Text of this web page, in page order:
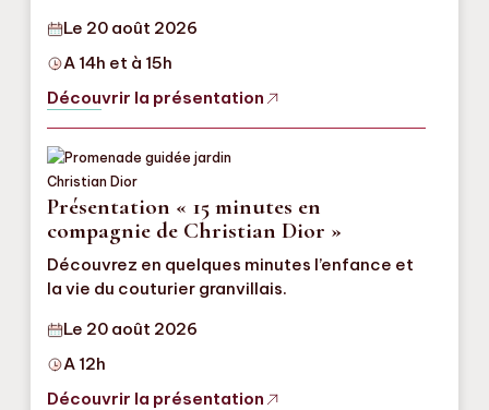
Le 20 août 2026
A 14h et à 15h
Découvrir la présentation
Présentation « 15 minutes en
compagnie de Christian Dior »
Découvrez en quelques minutes l’enfance et
la vie du couturier granvillais.
Le 20 août 2026
A 12h
Découvrir la présentation